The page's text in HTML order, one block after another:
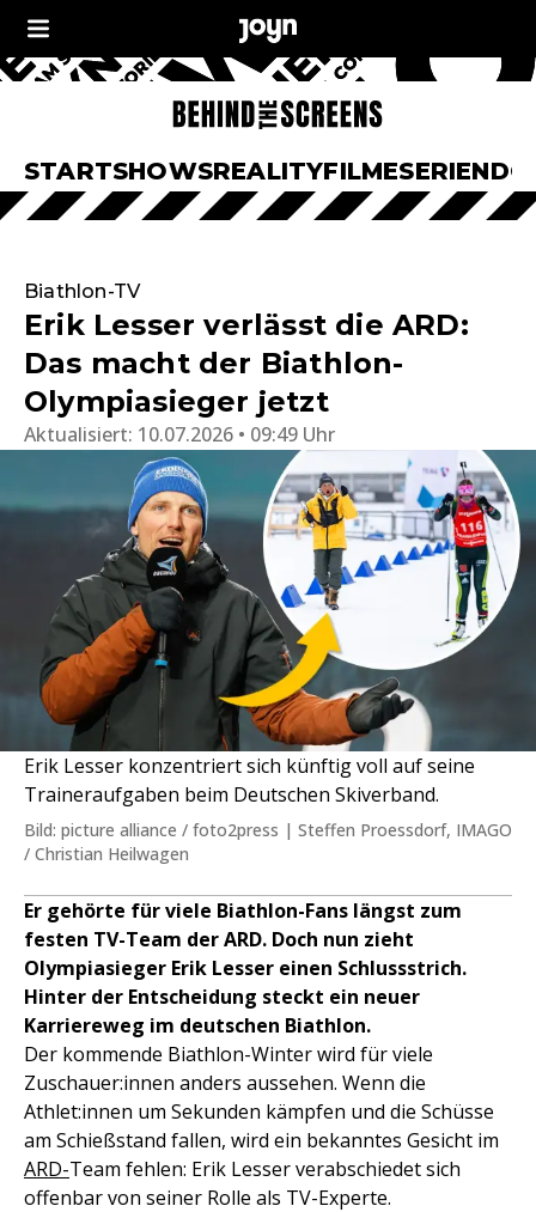
STARTSHOWSREALITYFILMESERIEN
Biathlon-TV
Erik Lesser verlässt die ARD:
Das macht der Biathlon-
Olympiasieger jetzt
Aktualisiert: 10.07.2026 • 09:49 Uhr
Erik Lesser konzentriert sich künftig voll auf seine
Traineraufgaben beim Deutschen Skiverband.
Bild: picture alliance / foto2press | Steffen Proessdorf, IMAGO
/ Christian Heilwagen
Er gehörte für viele Biathlon-Fans längst zum
festen TV-Team der ARD. Doch nun zieht
Olympiasieger Erik Lesser einen Schlussstrich.
Hinter der Entscheidung steckt ein neuer
Karriereweg im deutschen Biathlon.
Der kommende Biathlon-Winter wird für viele
Zuschauer:innen anders aussehen. Wenn die
Athlet:innen um Sekunden kämpfen und die Schüsse
am Schießstand fallen, wird ein bekanntes Gesicht im
ARD-Team fehlen: Erik Lesser verabschiedet sich
offenbar von seiner Rolle als TV-Experte.